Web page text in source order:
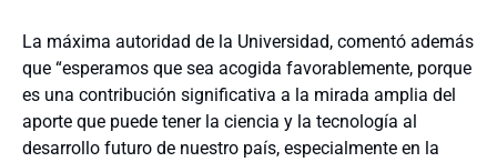
La máxima autoridad de la Universidad, comentó además
que “esperamos que sea acogida favorablemente, porque
es una contribución significativa a la mirada amplia del
aporte que puede tener la ciencia y la tecnología al
desarrollo futuro de nuestro país, especialmente en la